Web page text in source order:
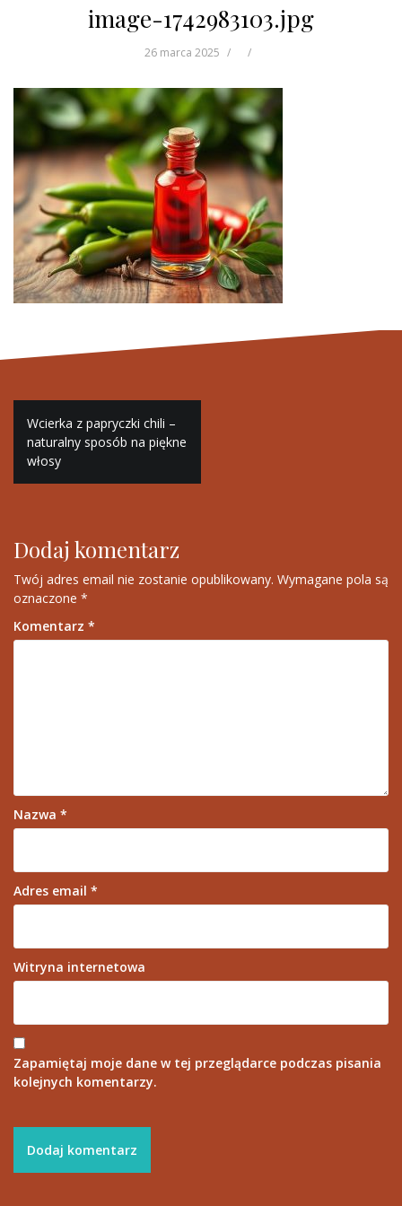
image-1742983103.jpg
26 marca 2025
Nawigacja
wpisu
Wcierka z papryczki chili –
naturalny sposób na piękne
włosy
Dodaj komentarz
Twój adres email nie zostanie opublikowany. Wymagane pola są
oznaczone *
Komentarz *
Nazwa *
Adres email *
Witryna internetowa
Zapamiętaj moje dane w tej przeglądarce podczas pisania
kolejnych komentarzy.